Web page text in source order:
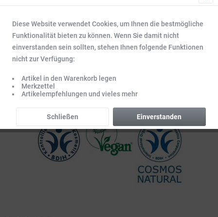
Diese Website verwendet Cookies, um Ihnen die bestmögliche
Funktionalität bieten zu können. Wenn Sie damit nicht
einverstanden sein sollten, stehen Ihnen folgende Funktionen
nicht zur Verfügung:
Artikel in den Warenkorb legen
Merkzettel
Artikelempfehlungen und vieles mehr
Einverstanden
Schließen